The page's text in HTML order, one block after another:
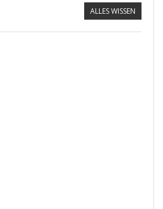
ALLES WISSEN